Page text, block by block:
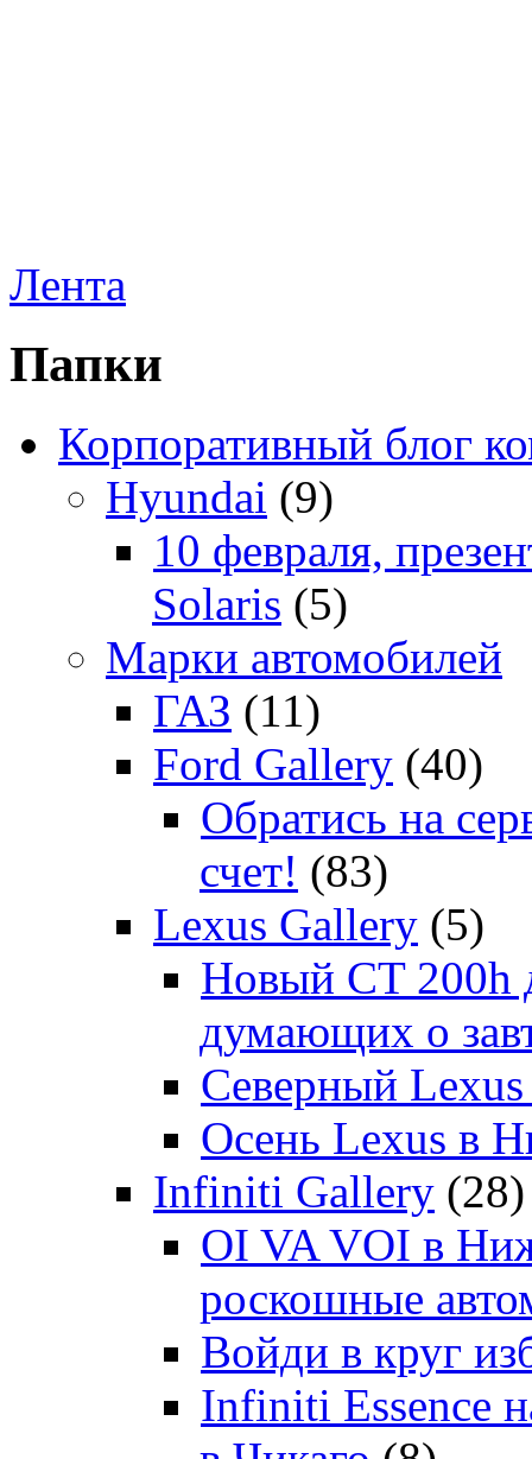
Лента
Папки
Корпоративный блог
Hyundai (9)
10 февраля,
Solaris (5)
Марки автомобилей
ГАЗ (11)
Ford Gallery (40)
Обратись на
счет! (83)
Lexus Gallery (5)
Новый CT 200h
думающих о
Северный Lexus
Осень Lexus в
Infiniti Gallery (28)
OI VA VOI в
роскошные
Войди в круг
Infiniti Essence